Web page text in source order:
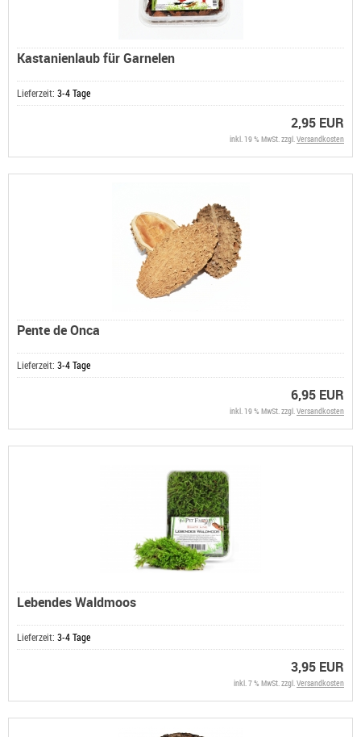
Kastanienlaub für Garnelen
Lieferzeit: 3-4 Tage
2,95 EUR
inkl. 19 % MwSt. zzgl.Versandkosten
Pente de Onca
Lieferzeit: 3-4 Tage
6,95 EUR
inkl. 19 % MwSt. zzgl.Versandkosten
Lebendes Waldmoos
Lieferzeit: 3-4 Tage
3,95 EUR
inkl. 7 % MwSt. zzgl.Versandkosten